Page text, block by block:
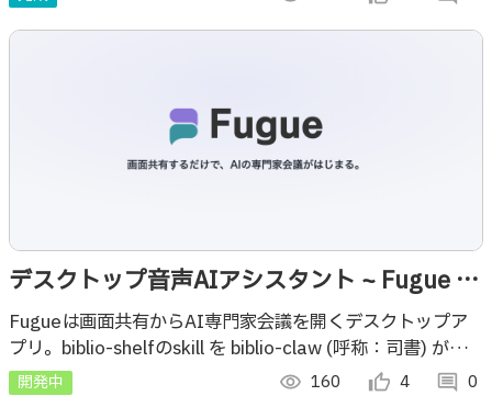
デスクトップ音声AIアシスタント ~ Fugue ×
biblio
Fugueは画面共有からAI専門家会議を開くデスクトップア
プリ。biblio-shelfのskill を biblio-claw (呼称：司書) が探
し、知識を会議へ届けます。
開発中 visibility 160 thumb_up_alt 4 comment 0